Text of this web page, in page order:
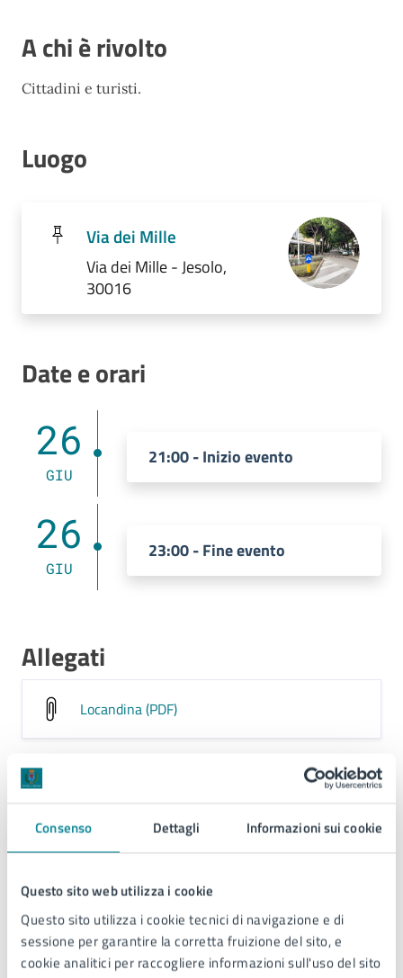
Consenso Dettagli Informazioni sui cookie
Questo sito web utilizza i cookie
Questo sito utilizza i cookie tecnici di navigazione e di
sessione per garantire la corretta fruizione del sito, e
cookie analitici per raccogliere informazioni sull'uso del sito
A chi è rivolto
Cittadini e turisti.
Luogo
Via dei Mille
Via dei Mille - Jesolo,
30016
Date e orari
26
GIU
21:00 - Inizio evento
26
GIU
23:00 - Fine evento
Allegati
Locandina (PDF)
Contatti
Ufficio Informazioni e Accoglienza Turistica
(IAT)
Telefono:0421370601
E-mail:info@jesolo.it